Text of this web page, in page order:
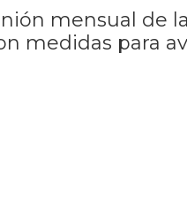
mensual de
medidas para